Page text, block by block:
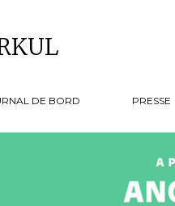
DE BORD PRESSE